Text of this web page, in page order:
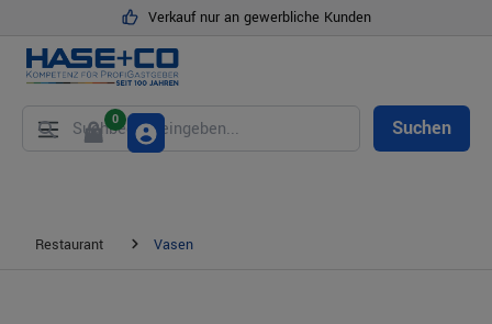
Verkauf nur an gewerbliche Kunden
Suchen
0
Restaurant Vasen